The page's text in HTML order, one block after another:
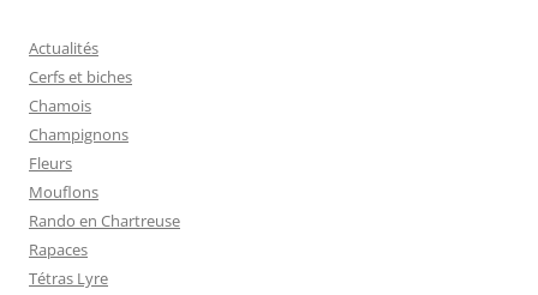
Actualités
Cerfs et biches
Chamois
Champignons
Fleurs
Mouflons
Rando en Chartreuse
Rapaces
Tétras Lyre